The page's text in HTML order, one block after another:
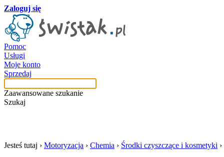
Zaloguj się
Pomoc
Usługi
Moje konto
Sprzedaj
Zaawansowane szukanie
Szukaj
Jesteś tutaj › Motoryzacja › Chemia › Środki czyszczące i kosmetyki ›